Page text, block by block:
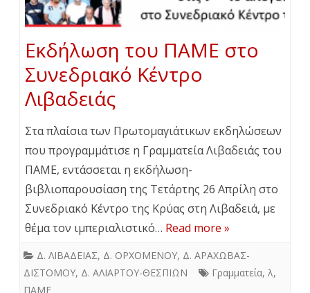
Εκδήλωση του ΠΑΜΕ στο
Συνεδριακό Κέντρο
Λιβαδειάς
Στα πλαίσια των Πρωτομαγιάτικων εκδηλώσεων
που προγραμμάτισε η Γραμματεία Λιβαδειάς του
ΠΑΜΕ, εντάσσεται η εκδήλωση-
βιβλιοπαρουσίαση της Τετάρτης 26 Απρίλη στο
Συνεδριακό Κέντρο της Κρύας στη Λιβαδειά, με
θέμα τον ιμπεριαλιστικό… Read more »
Δ. ΛΙΒΑΔΕΙΑΣ, Δ. ΟΡΧΟΜΕΝΟΥ, Δ. ΑΡΑΧΩΒΑΣ-
ΔΙΣΤΟΜΟΥ, Δ. ΑΛΙΑΡΤΟΥ-ΘΕΣΠΙΩΝ Γραμματεία, λ,
ΠΑΜΕ